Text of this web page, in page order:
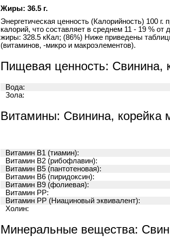
Жиры: 36.5 г.
Энергетическая ценность (Калорийность) 100
калорий, что составляет в среднем 11 - 19 %
жиры: 328.5 кКал; (86%) Ниже приведены
(витаминов, -микро и макроэлементов).
Пищевая ценность: Свинина,
Вода:
Зола:
Витамины: Свинина, корейка
Витамин B1 (тиамин):
Витамин B2 (рибофлавин):
Витамин B5 (пантотеновая):
Витамин B6 (пиридоксин):
Витамин B9 (фолиевая):
Витамин PP:
Витамин PP (Ниациновый эквивалент):
Холин:
Минеральные вещества: